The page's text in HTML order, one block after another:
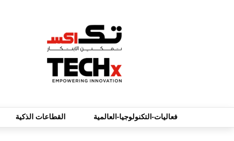
فعاليات-التكنولوجيا-العالمية القطاعات الذكية